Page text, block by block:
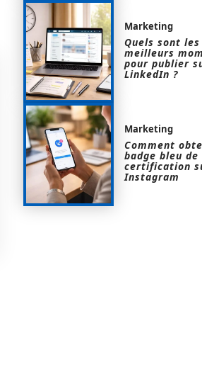
Marketing
Quels sont les
meilleurs
pour publier
LinkedIn ?
Marketing
Comment
badge bleu de
certification
Instagram